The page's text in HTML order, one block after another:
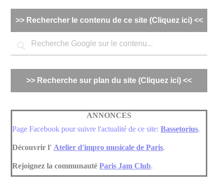
>> Rechercher le contenu de ce site (Cliquez ici) <<
>> Recherche sur plan du site (Cliquez ici) <<
ANNONCES
Page Facebook pour suivre l'actualité de ce site:Bassetorius.
Découvrir l' Atelier d'impro musicale de Paris.
Rejoignez la communauté Paris Jam Club.